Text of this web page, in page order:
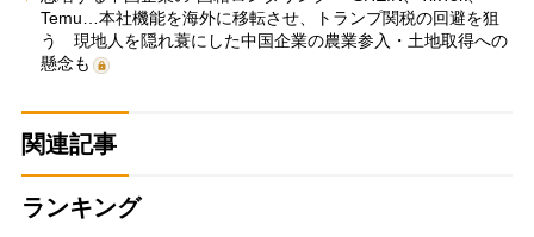
Temu…本社機能を海外に移転させ、トランプ関税の回避を狙
う 現地人を隠れ蓑にした中国企業の農業参入・土地取得への
懸念も
関連記事
ランキング